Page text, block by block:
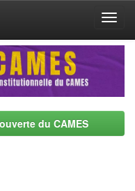
du CAMES